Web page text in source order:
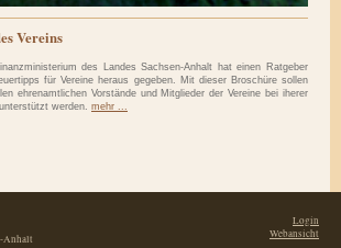
Vereins
des Landes Sachsen-Anhalt hat einen Ratgeber
für Vereine heraus gegeben. Mit dieser Broschüre sollen
ehrenamtlichen Vorstände und Mitglieder der Vereine bei iherer
werden. mehr ...
Anhalt
Login
Webansicht